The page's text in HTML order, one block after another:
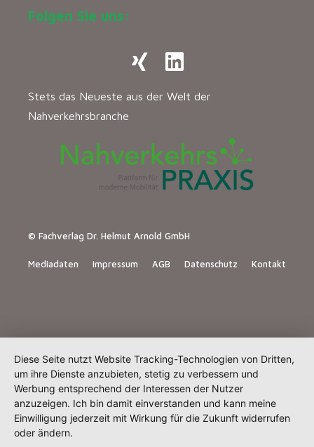
Folgen Sie uns:
Stets das Neueste aus der Welt der
Nahverkehrsbranche
© Fachverlag Dr. Helmut Arnold GmbH
Mediadaten Impressum AGB Datenschutz Kontakt
Diese Seite nutzt Website Tracking-Technologien von Dritten,
um ihre Dienste anzubieten, stetig zu verbessern und
Werbung entsprechend der Interessen der Nutzer
anzuzeigen. Ich bin damit einverstanden und kann meine
Einwilligung jederzeit mit Wirkung für die Zukunft widerrufen
oder ändern.